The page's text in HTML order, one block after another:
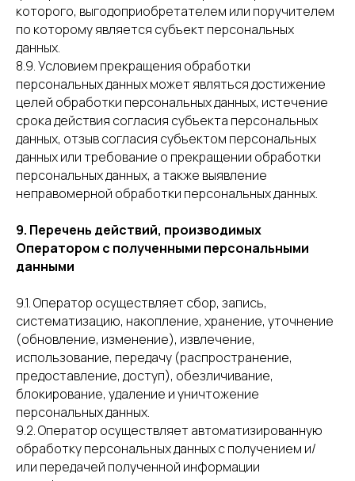
которого, выгодоприобретателем или поручителем
по которому является субъект персональных
данных.
8.9. Условием прекращения обработки
персональных данных может являться достижение
целей обработки персональных данных, истечение
срока действия согласия субъекта персональных
данных, отзыв согласия субъектом персональных
данных или требование о прекращении обработки
персональных данных, а также выявление
неправомерной обработки персональных данных.
9. Перечень действий, производимых
Оператором с полученными персональными
данными
9.1. Оператор осуществляет сбор, запись,
систематизацию, накопление, хранение, уточнение
(обновление, изменение), извлечение,
использование, передачу (распространение,
предоставление, доступ), обезличивание,
блокирование, удаление и уничтожение
персональных данных.
9.2. Оператор осуществляет автоматизированную
обработку персональных данных с получением и/
или передачей полученной информации